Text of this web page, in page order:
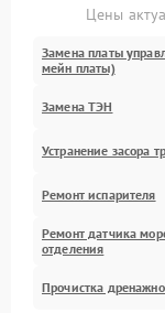
Цены
Замена платы
мейн платы)
Замена ТЭН
Устранение засора
Ремонт испарителя
Ремонт датчика
отделения
Прочистка